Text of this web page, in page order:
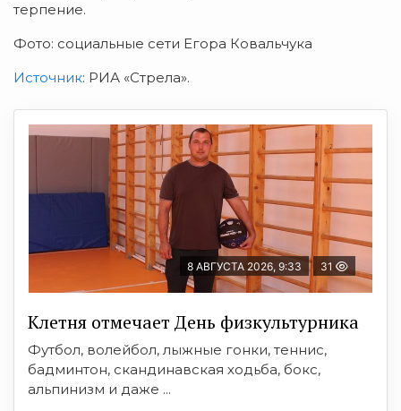
терпение.
Фото: социальные сети Егора Ковальчука
Источник: РИА «Стрела».
8 АВГУСТА 2026, 9:33 31
Клетня отмечает День физкультурника
Футбол, волейбол, лыжные гонки, теннис,
бадминтон, скандинавская ходьба, бокс,
альпинизм и даже ...